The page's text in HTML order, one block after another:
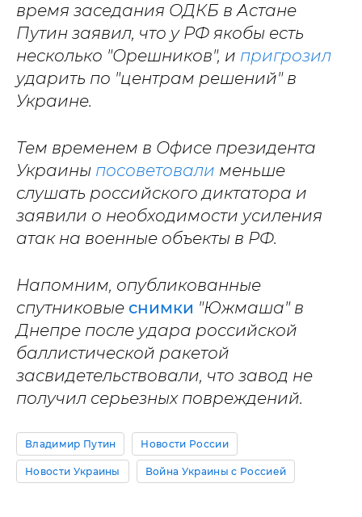
время заседания ОДКБ в Астане
Путин заявил, что у РФ якобы есть
несколько "Орешников", и пригрозил
ударить по "центрам решений" в
Украине.
Тем временем в Офисе президента
Украины посоветовали меньше
слушать российского диктатора и
заявили о необходимости усиления
атак на военные объекты в РФ.
Напомним, опубликованные
спутниковые снимки "Южмаша" в
Днепре после удара российской
баллистической ракетой
засвидетельствовали, что завод не
получил серьезных повреждений.
Владимир Путин Новости России
Новости Украины Война Украины с Россией